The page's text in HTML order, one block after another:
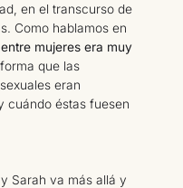
en el transcurso de
Como hablamos en
mujeres era muy
forma que las
eran
cuándo éstas fuesen
Sarah va más allá y